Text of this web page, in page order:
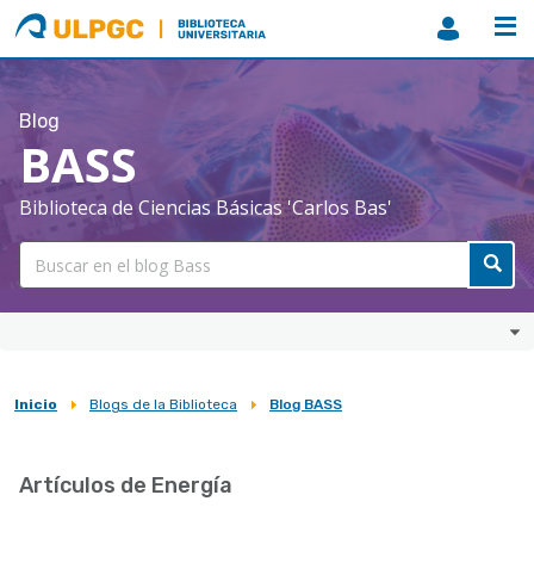
ULPGC
Biblioteca
ULPGC
Blog
BASS
Biblioteca de Ciencias Básicas 'Carlos Bas'
Sobrescribir
de
Inicio Blogs de la Biblioteca Blog BASS
Artículos de Energía